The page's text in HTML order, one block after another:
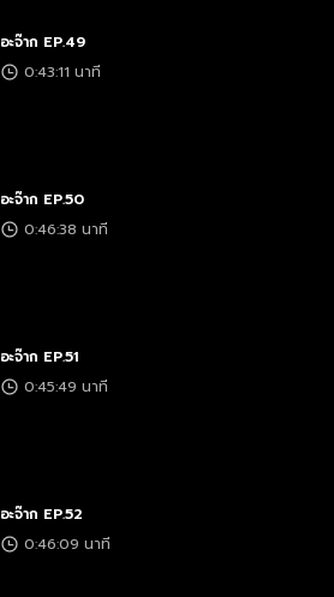
อะจ๊าก EP.49
0:43:11 นาที
อะจ๊าก EP.50
0:46:38 นาที
อะจ๊าก EP.51
0:45:49 นาที
อะจ๊าก EP.52
0:46:09 นาที